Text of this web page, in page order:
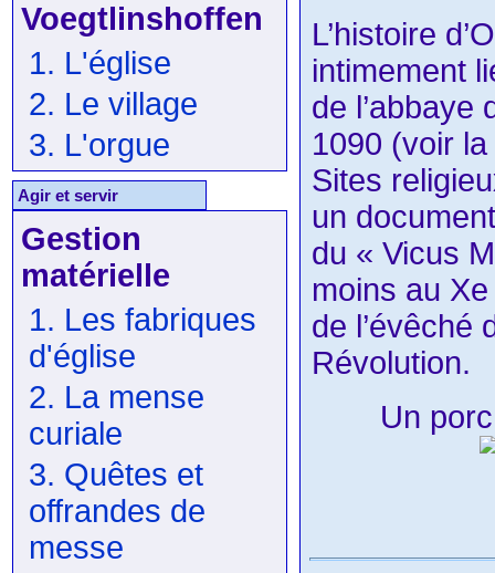
Voegtlinshoffen
1. L'église
2. Le village
3. L'orgue
Agir et servir
Gestion
matérielle
1. Les fabriques
d'église
2. La mense
curiale
3. Quêtes et
offrandes de
messe
L’histoire
intimement
de l’abbaye
1090 (voir
Sites
un
du « Vicus
moins au
de l’évêché
Révolution.
Un